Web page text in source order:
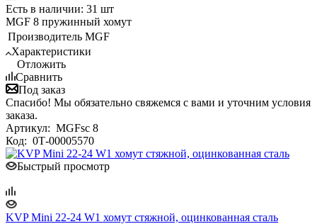
Есть в наличии: 31 шт
MGF 8 пружинный хомут
Производитель MGF
Характеристики
Отложить
Сравнить
Под заказ
Спасибо! Мы обязательно свяжемся с вами и уточним условия
заказа.
Артикул: MGFsc 8
Код: 0Т-00005570
Быстрый просмотр
KVP Mini 22-24 W1 хомут стяжной, оцинкованная сталь